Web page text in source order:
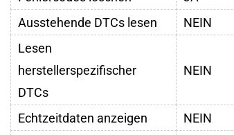
Ausstehende DTCs lesen
NEIN
Lesen
herstellerspezifischer
DTCs
NEIN
Echtzeitdaten anzeigen NEIN